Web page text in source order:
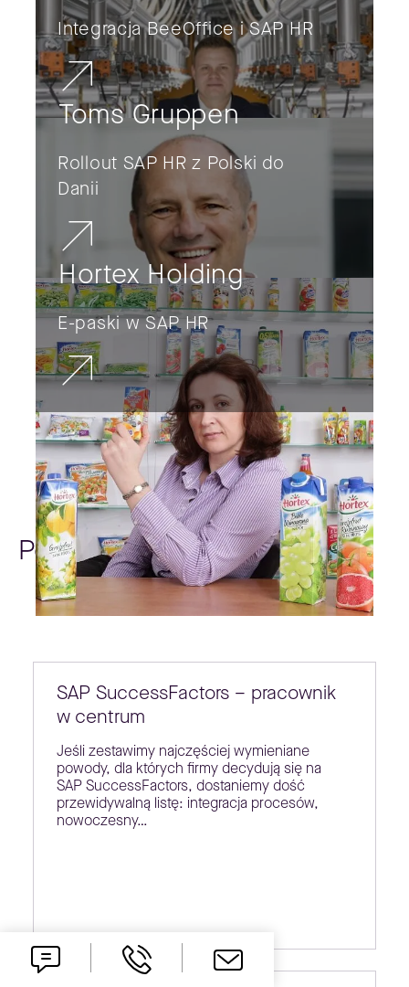
Integracja BeeOffice i SAP HR
Toms Gruppen
Rollout SAP HR z Polski do
Danii
Hortex Holding
E-paski w SAP HR
Poradniki
SAP SuccessFactors – pracownik
w centrum
Jeśli zestawimy najczęściej wymieniane
powody, dla których firmy decydują się na
SAP SuccessFactors, dostaniemy dość
przewidywalną listę: integracja procesów,
nowoczesny…